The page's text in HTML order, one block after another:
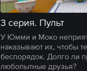
3 серия. Пульт
У Юмми и Моко
наказывают их, чтобы
беспорядок. Долго ли
любопытные друзья?